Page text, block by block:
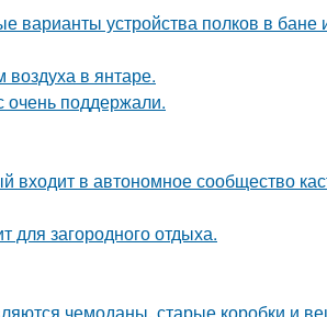
варианты устройства полков в бане
в янтаре.
очень поддержали.
входит в автономное сообщество
для загородного отдыха.